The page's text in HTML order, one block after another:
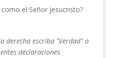
el Señor Jesucristo?
derecha escriba "Verdad" o
declaraciones